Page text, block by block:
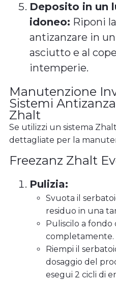
Deposito in un
idoneo: Riponi
antizanzare in
asciutto e al
intemperie.
Manutenzione
Sistemi
Zhalt
Se utilizzi un sistema
dettagliate per la
Freezanz Zhalt
Pulizia:
Svuota il
residuo in una
Puliscilo a fondo
completamente.
Riempi il
dosaggio del
esegui 2 cicli di